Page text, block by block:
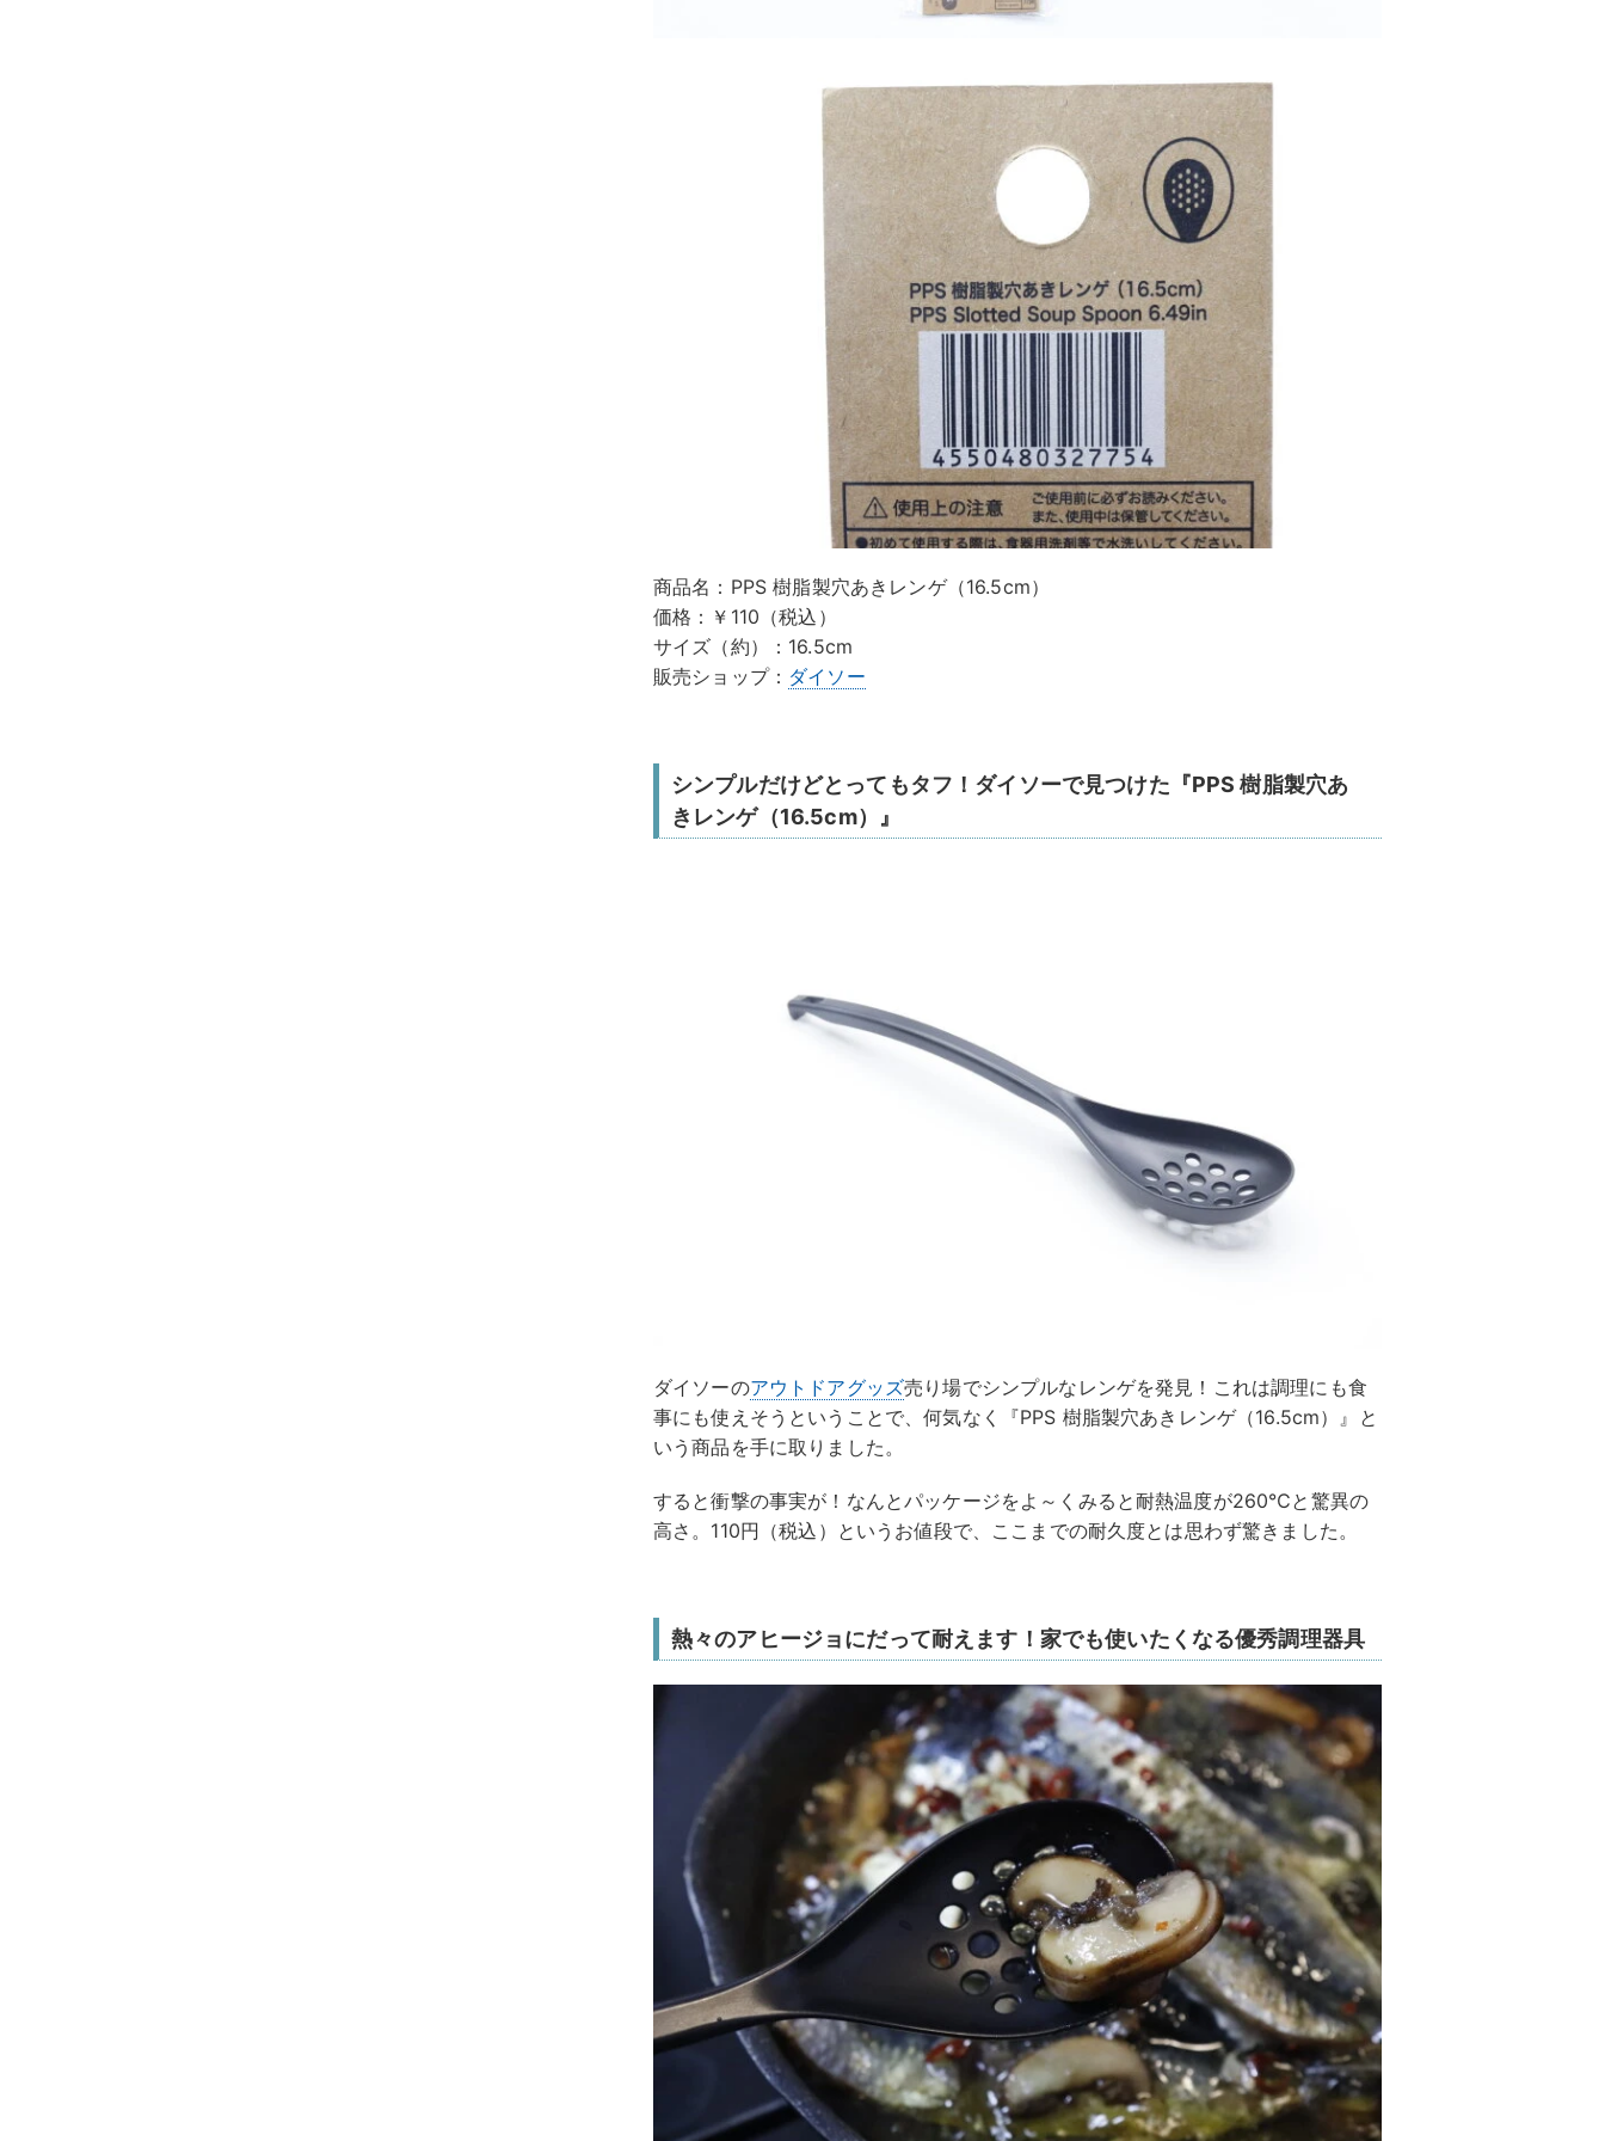
商品名：PPS 樹脂製穴あきレンゲ（16.5cm）
価格：￥110（税込）
サイズ（約）：16.5cm
販売ショップ： ダイソー
シンプルだけどとってもタフ！ダイソーで見つけた『PPS 樹脂製穴あ
きレンゲ（16.5cm）』
ダイソーのアウトドアグッズ売り場でシンプルなレンゲを発見！これは調理にも食
事にも使えそうということで、何気なく『PPS 樹脂製穴あきレンゲ（16.5cm）』と
いう商品を手に取りました。
すると衝撃の事実が！なんとパッケージをよ～くみると耐熱温度が260℃と驚異の
高さ。110円（税込）というお値段で、ここまでの耐久度とは思わず驚きました。
熱々のアヒージョにだって耐えます！家でも使いたくなる優秀調理器具